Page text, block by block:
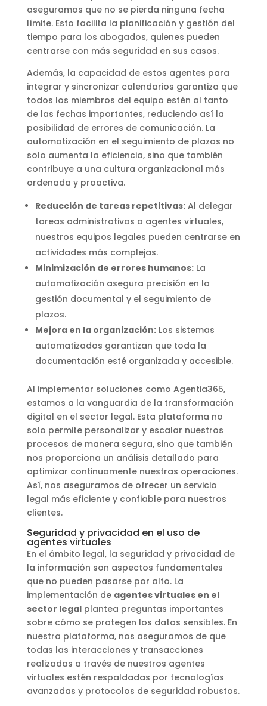
aseguramos que no se pierda ninguna fecha
límite. Esto facilita la planificación y gestión del
tiempo para los abogados, quienes pueden
centrarse con más seguridad en sus casos.
Además, la capacidad de estos agentes para
integrar y sincronizar calendarios garantiza que
todos los miembros del equipo estén al tanto
de las fechas importantes, reduciendo así la
posibilidad de errores de comunicación. La
automatización en el seguimiento de plazos no
solo aumenta la eficiencia, sino que también
contribuye a una cultura organizacional más
ordenada y proactiva.
Reducción de tareas repetitivas:Al delegar
tareas administrativas a agentes virtuales,
nuestros equipos legales pueden centrarse en
actividades más complejas.
Minimización de errores humanos:La
automatización asegura precisión en la
gestión documental y el seguimiento de
plazos.
Mejora en la organización:Los sistemas
automatizados garantizan que toda la
documentación esté organizada y accesible.
Al implementar soluciones como Agentia365,
estamos a la vanguardia de la transformación
digital en el sector legal. Esta plataforma no
solo permite personalizar y escalar nuestros
procesos de manera segura, sino que también
nos proporciona un análisis detallado para
optimizar continuamente nuestras operaciones.
Así, nos aseguramos de ofrecer un servicio
legal más eficiente y confiable para nuestros
clientes.
Seguridad y privacidad en el uso de
agentes virtuales
En el ámbito legal, la seguridad y privacidad de
la información son aspectos fundamentales
que no pueden pasarse por alto. La
implementación de agentes virtuales en el
sector legalplantea preguntas importantes
sobre cómo se protegen los datos sensibles. En
nuestra plataforma, nos aseguramos de que
todas las interacciones y transacciones
realizadas a través de nuestros agentes
virtuales estén respaldadas por tecnologías
avanzadas y protocolos de seguridad robustos.